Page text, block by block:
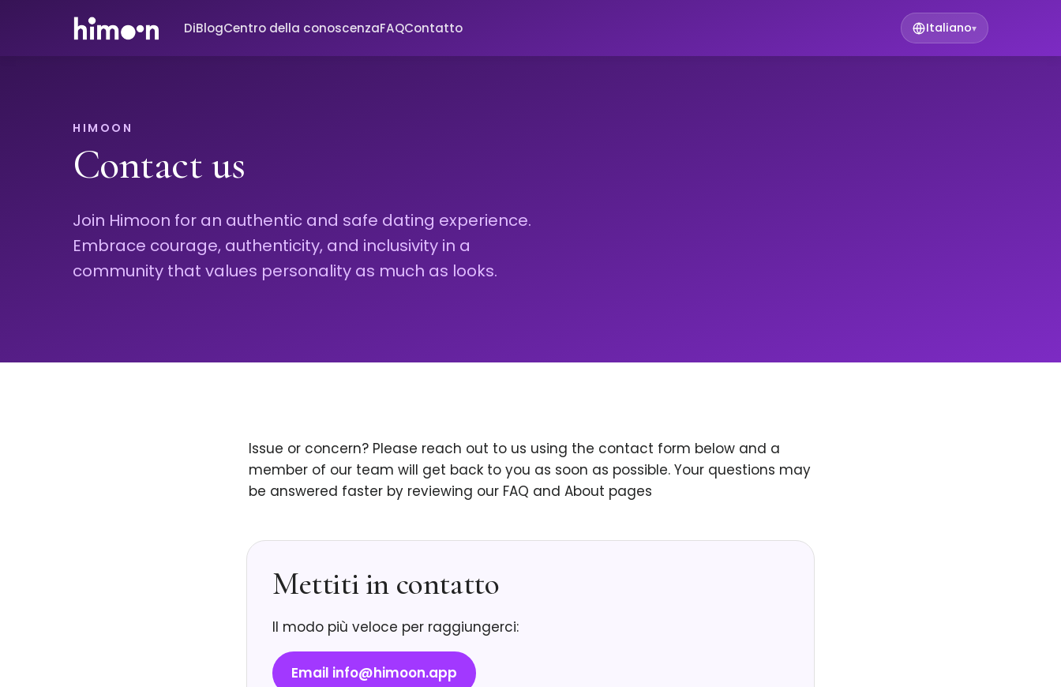
DiBlogCentro della conoscenzaFAQContatto Italiano▾
HIMOON
Contact us
Join Himoon for an authentic and safe dating experience.
Embrace courage, authenticity, and inclusivity in a
community that values personality as much as looks.
Issue or concern? Please reach out to us using the contact form below and a
member of our team will get back to you as soon as possible. Your questions may
be answered faster by reviewing our FAQ and About pages
Mettiti in contatto
Il modo più veloce per raggiungerci:
Email info@himoon.app